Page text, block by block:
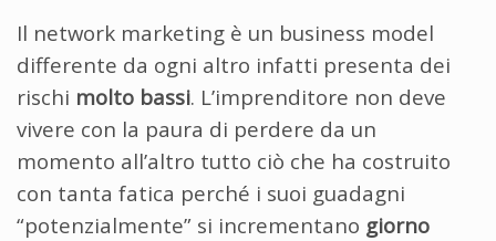
Il network marketing è un business model
differente da ogni altro infatti presenta dei
rischi molto bassi. L’imprenditore non deve
vivere con la paura di perdere da un
momento all’altro tutto ciò che ha costruito
con tanta fatica perché i suoi guadagni
“potenzialmente” si incrementano giorno